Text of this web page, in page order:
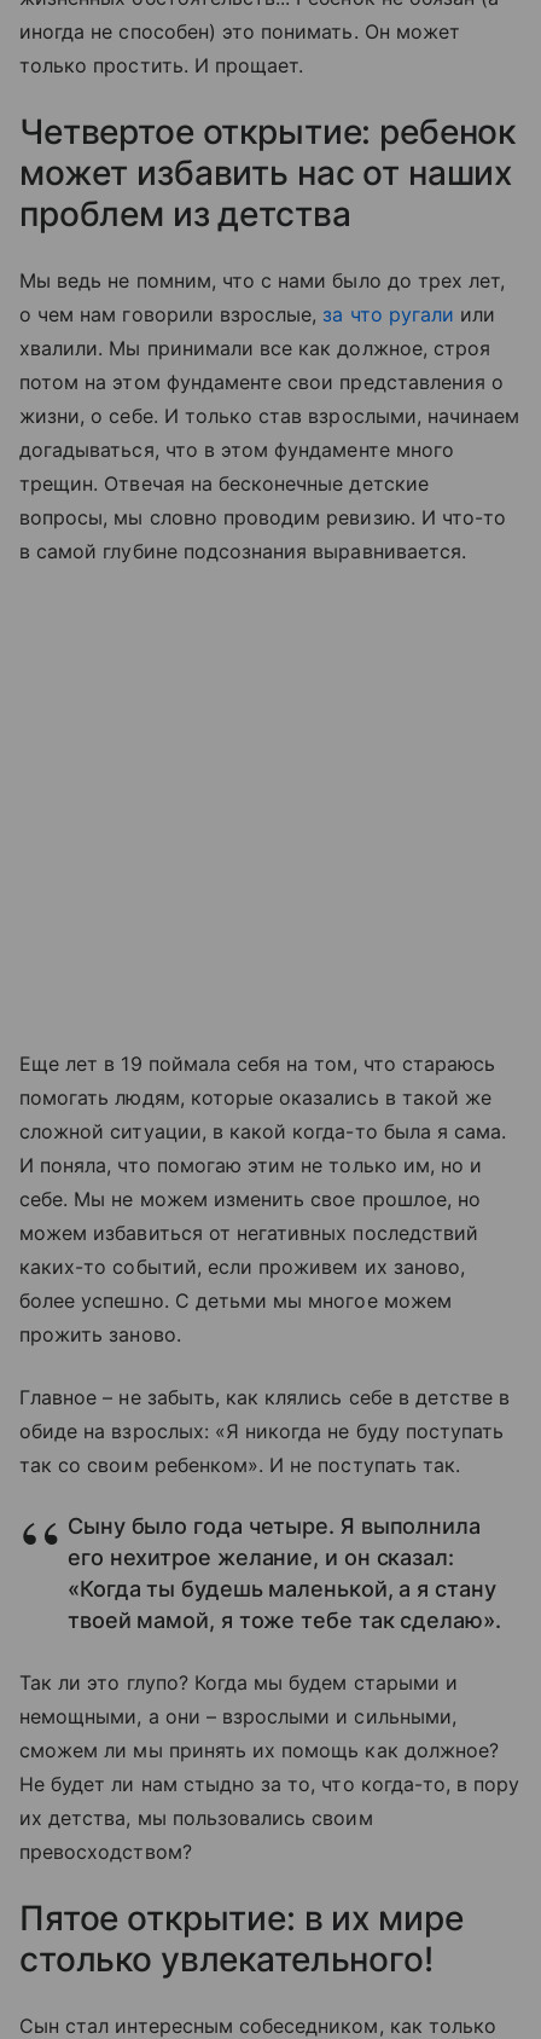
иногда не способен) это понимать. Он может
только простить. И прощает.
Четвертое открытие: ребенок
может избавить нас от наших
проблем из детства
Мы ведь не помним, что с нами было до трех лет,
о чем нам говорили взрослые, за что ругали или
хвалили. Мы принимали все как должное, строя
потом на этом фундаменте свои представления о
жизни, о себе. И только став взрослыми, начинаем
догадываться, что в этом фундаменте много
трещин. Отвечая на бесконечные детские
вопросы, мы словно проводим ревизию. И что-то
в самой глубине подсознания выравнивается.
Еще лет в 19 поймала себя на том, что стараюсь
помогать людям, которые оказались в такой же
сложной ситуации, в какой когда-то была я сама.
И поняла, что помогаю этим не только им, но и
себе. Мы не можем изменить свое прошлое, но
можем избавиться от негативных последствий
каких-то событий, если проживем их заново,
более успешно. С детьми мы многое можем
прожить заново.
Главное – не забыть, как клялись себе в детстве в
обиде на взрослых: «Я никогда не буду поступать
так со своим ребенком». И не поступать так.
Сыну было года четыре. Я выполнила
его нехитрое желание, и он сказал:
«Когда ты будешь маленькой, а я стану
твоей мамой, я тоже тебе так сделаю».
Так ли это глупо? Когда мы будем старыми и
немощными, а они – взрослыми и сильными,
сможем ли мы принять их помощь как должное?
Не будет ли нам стыдно за то, что когда-то, в пору
их детства, мы пользовались своим
превосходством?
Пятое открытие: в их мире
столько увлекательного!
Сын стал интересным собеседником, как только